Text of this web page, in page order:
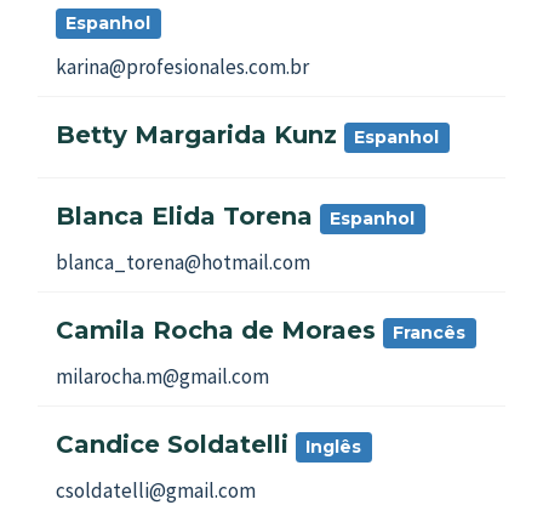
Espanhol
karina@profesionales.com.br
Betty Margarida Kunz Espanhol
Blanca Elida Torena Espanhol
blanca_torena@hotmail.com
Camila Rocha de Moraes Francês
milarocha.m@gmail.com
Candice Soldatelli Inglês
csoldatelli@gmail.com